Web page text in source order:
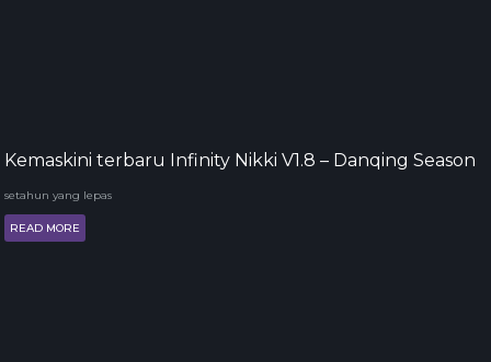
Kemaskini terbaru Infinity Nikki V1.8 – Danqing Season
setahun yang lepas
READ MORE